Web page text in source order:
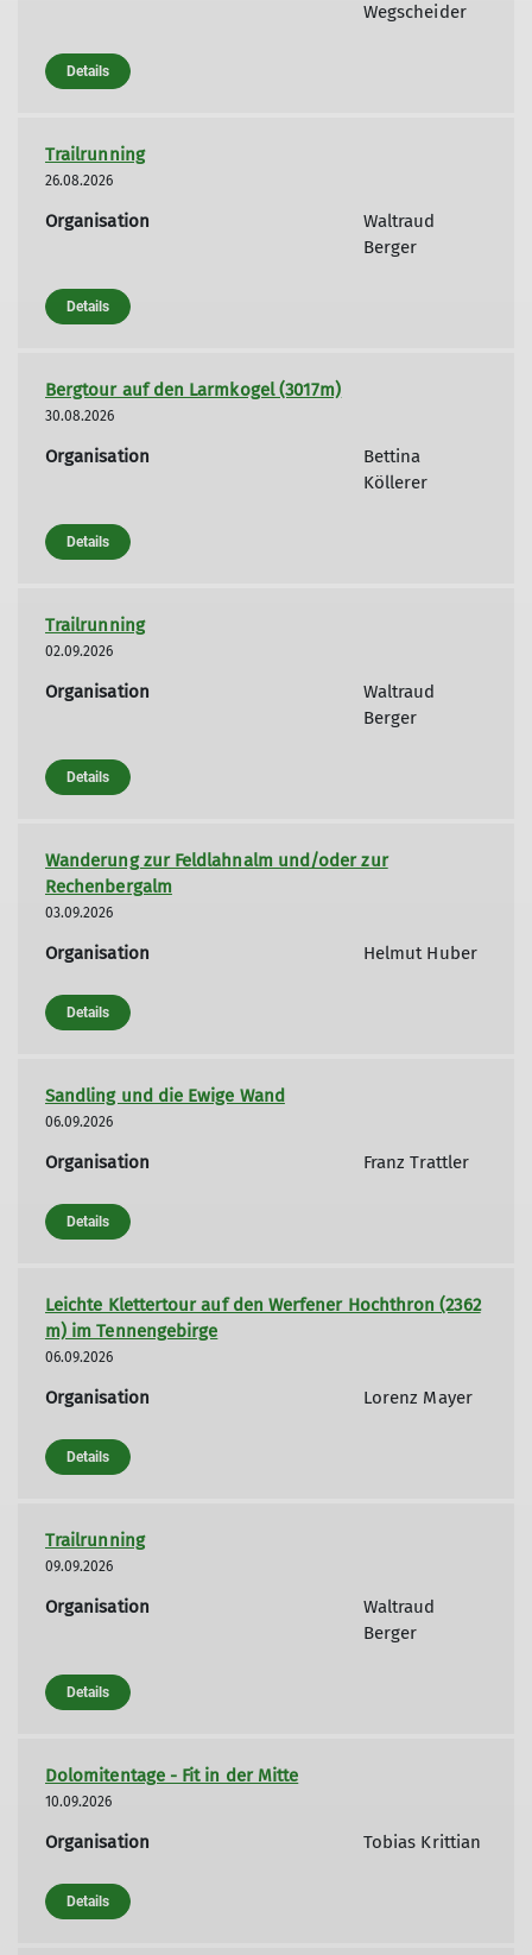
Wegscheider
Details
Trailrunning
26.08.2026
Organisation
Waltraud
Berger
Details
Bergtour auf den Larmkogel (3017m)
30.08.2026
Organisation
Bettina
Köllerer
Details
Trailrunning
02.09.2026
Organisation
Waltraud
Berger
Details
Wanderung zur Feldlahnalm und/oder zur
Rechenbergalm
03.09.2026
Organisation Helmut Huber
Details
Sandling und die Ewige Wand
06.09.2026
Organisation Franz Trattler
Details
Leichte Klettertour auf den Werfener Hochthron (2362
m) im Tennengebirge
06.09.2026
Organisation Lorenz Mayer
Details
Trailrunning
09.09.2026
Organisation
Waltraud
Berger
Details
Dolomitentage - Fit in der Mitte
10.09.2026
Organisation Tobias Krittian
Details